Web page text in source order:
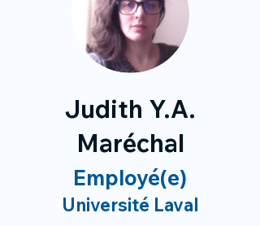
Judith Y.A.
Maréchal
Employé(e)
Université Laval